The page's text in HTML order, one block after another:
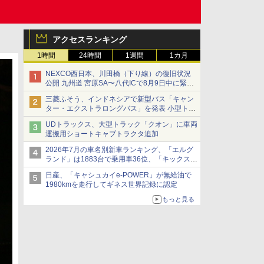
アクセスランキング
1時間 24時間 1週間 1カ月
NEXCO西日本、川田橋（下り線）の復旧状況
公開 九州道 宮原SA〜八代ICで8月9日中に緊急
車両を通行可能に
三菱ふそう、インドネシアで新型バス「キャン
ター・エクストラロングバス」を発表 小型トラ
ックベースの観光・旅客輸送向けバス
UDトラックス、大型トラック「クオン」に車両
運搬用ショートキャブトラクタ追加
2026年7月の車名別新車ランキング、「エルグ
ランド」は1883台で乗用車36位、「キックス」
は2591台で27位に
日産、「キャシュカイe-POWER」が無給油で
1980kmを走行してギネス世界記録に認定
もっと見る